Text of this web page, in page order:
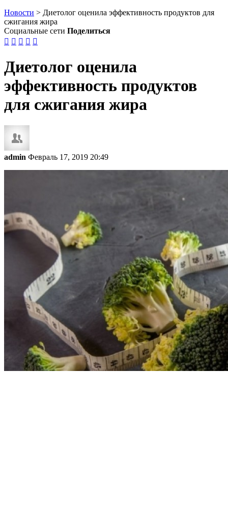
Новости > Диетолог оценила эффективность продуктов для
сжигания жира
Социальные сети Поделиться
    
Диетолог оценила
эффективность продуктов
для сжигания жира
admin Февраль 17, 2019 20:49